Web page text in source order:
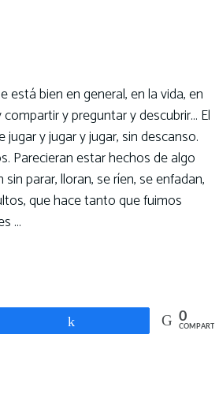
bien en general, en la vida, en
y preguntar y descubrir… El
y jugar y jugar, sin descanso.
Parecieran estar hechos de algo
parar, lloran, se ríen, se enfadan,
que hace tanto que fuimos
…
0
COMPARTIR